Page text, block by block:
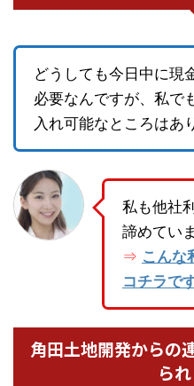
どうしても今日中に現
必要なんですが、私で
入れ可能なところはあ
私も他社
諦めてい
⇒ こんな
コチラです
角田土地開発からの
られ